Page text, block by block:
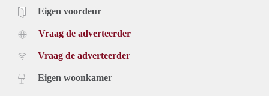
Eigen voordeur
Vraag de adverteerder
Vraag de adverteerder
Eigen woonkamer